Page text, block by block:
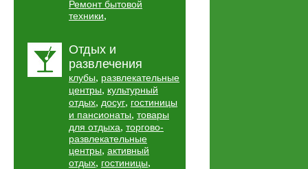
Ремонт бытовой
техники,
Отдых и
развлечения
клубы, развлекательные
центры, культурный
отдых, досуг, гостиницы
и пансионаты, товары
для отдыха, торгово-
развлекательные
центры, активный
отдых, гостиницы,